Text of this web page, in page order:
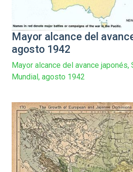
Mayor alcance del
agosto 1942
Mayor alcance del avance japonés,
Mundial, agosto 1942